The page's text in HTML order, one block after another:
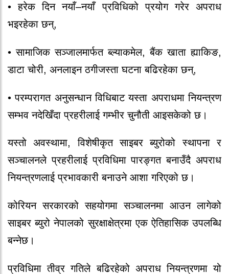
• हरेक दिन नयाँ–नयाँ प्रविधिको प्रयोग गरेर अपराध
भइरहेका छन्,
• सामाजिक सञ्जालमार्फत ब्ल्याकमेल, बैंक खाता ह्याकिङ,
डाटा चोरी, अनलाइन ठगीजस्ता घटना बढिरहेका छन्,
• परम्परागत अनुसन्धान विधिबाट यस्ता अपराधमा नियन्त्रण
सम्भव नदेखिँदा प्रहरीलाई गम्भीर चुनौती आइसकेको छ।
यस्तो अवस्थामा, विशेषीकृत साइबर ब्युरोको स्थापना र
सञ्चालनले प्रहरीलाई प्रविधिमा पारङ्गत बनाउँदै अपराध
नियन्त्रणलाई प्रभावकारी बनाउने आशा गरिएको छ।
कोरियन सरकारको सहयोगमा सञ्चालनमा आउन लागेको
साइबर ब्युरो नेपालको सुरक्षाक्षेत्रमा एक ऐतिहासिक उपलब्धि
बन्नेछ।
प्रविधिमा तीव्र गतिले बढिरहेको अपराध नियन्त्रणमा यो